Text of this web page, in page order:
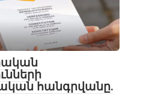
հանգրվանը.